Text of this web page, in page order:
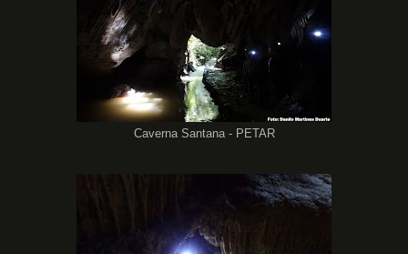
Caverna Santana - PETAR